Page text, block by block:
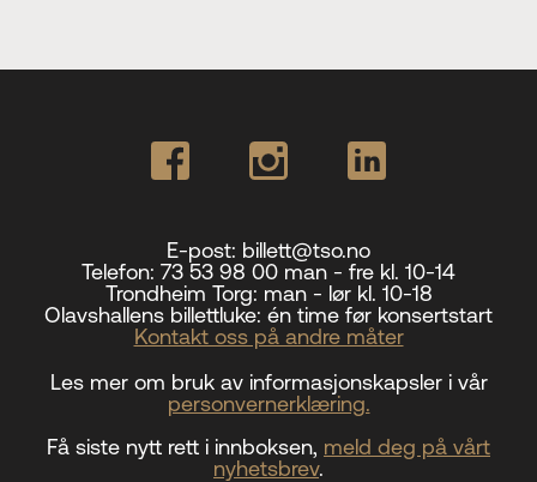
E-post: billett@tso.no
Telefon: 73 53 98 00 man - fre kl. 10-14
Trondheim Torg: man - lør kl. 10-18
Olavshallens billettluke: én time før konsertstart
Kontakt oss på andre måter
Les mer om bruk av informasjonskapsler i vår
personvernerklæring.
Få siste nytt rett i innboksen, meld deg på vårt
nyhetsbrev.